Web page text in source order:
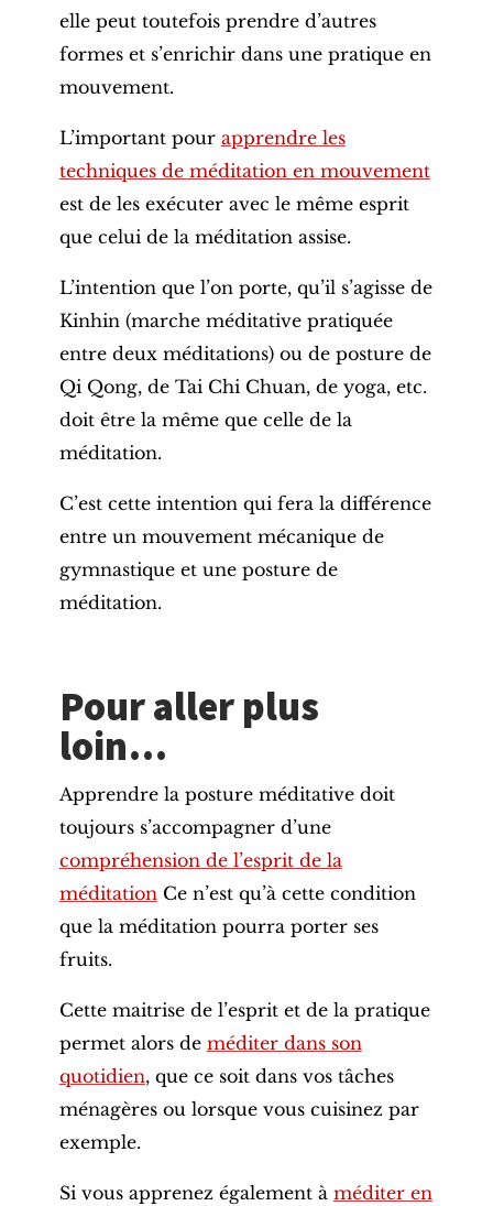
elle peut toutefois prendre d’autres
formes et s’enrichir dans une pratique en
mouvement.
L’important pour apprendre les
techniques de méditation en mouvement
est de les exécuter avec le même esprit
que celui de la méditation assise.
L’intention que l’on porte, qu’il s’agisse de
Kinhin (marche méditative pratiquée
entre deux méditations) ou de posture de
Qi Qong, de Tai Chi Chuan, de yoga, etc.
doit être la même que celle de la
méditation.
C’est cette intention qui fera la différence
entre un mouvement mécanique de
gymnastique et une posture de
méditation.
Pour aller plus
loin…
Apprendre la posture méditative doit
toujours s’accompagner d’une
compréhension de l’esprit de la
méditationCe n’est qu’à cette condition
que la méditation pourra porter ses
fruits.
Cette maitrise de l’esprit et de la pratique
permet alors de méditer dans son
quotidien, que ce soit dans vos tâches
ménagères ou lorsque vous cuisinez par
exemple.
Si vous apprenez également à méditer en